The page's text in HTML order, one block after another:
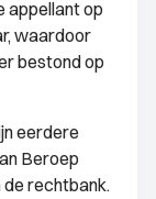
appellant op
waardoor
bestond op
eerdere
Beroep
de rechtbank.